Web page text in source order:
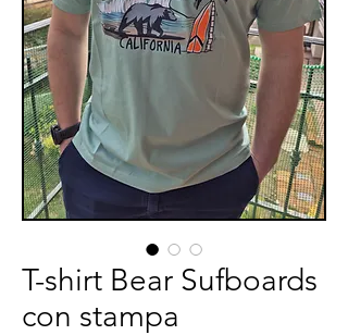
T-shirt Bear Sufboards
con stampa